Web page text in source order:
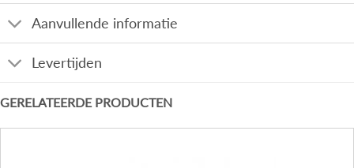
Aanvullende informatie
Levertijden
GERELATEERDE PRODUCTEN